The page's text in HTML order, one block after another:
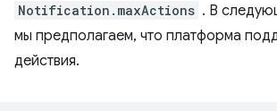
Notification.maxActions . В
мы предполагаем, что платформа
действия.